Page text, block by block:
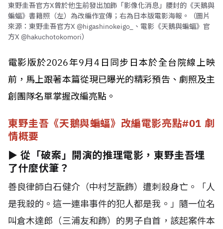
東野圭吾官方X曾於他生前發出加飾「影像化消息」腰封的《天鵝與
蝙蝠》書籍照（左）為改編作宣傳；右為日本版電影海報。（圖片
來源：東野圭吾官方X @higashinokeigo_、電影《天鵝與蝙蝠》官
方X @hakuchotokomori）
電影版於2026年9月4日同步日本於全台院線上映
前，馬上跟著本篇從現已曝光的精彩預告、劇照及主
創團隊名單掌握改編亮點。
東野圭吾《天鵝與蝙蝠》改編電影亮點#01 劇
情概要
► 從「破案」開演的推理電影，東野圭吾埋
了什麼伏筆？
善良律師白石健介（中村芝翫飾）遭刺殺身亡。「人
是我殺的。這一連串事件的犯人都是我。」隨一位名
叫倉木達郎（三浦友和飾）的男子自首，該起案件本